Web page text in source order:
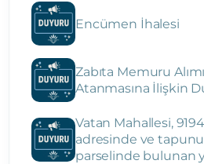
Encümen İhalesi
Zabıta Memuru
Atanmasına İlişkin
Vatan Mahallesi,
adresinde ve
parselinde bulunan